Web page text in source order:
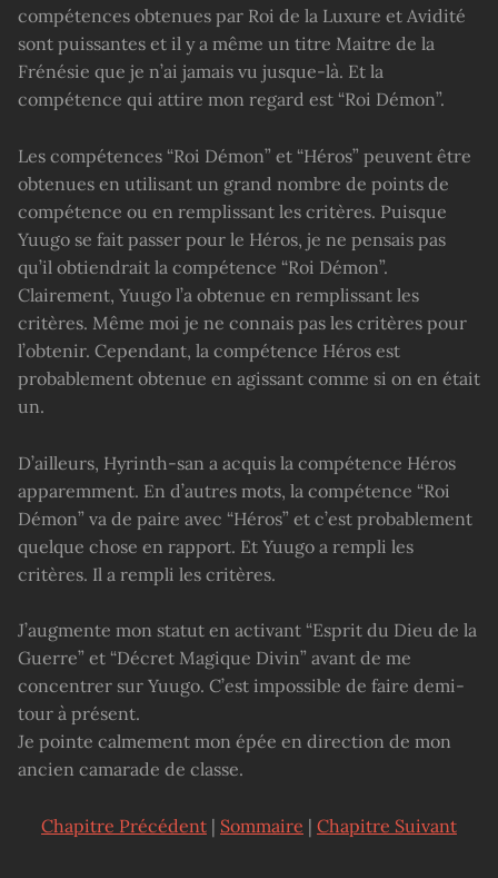
compétences obtenues par Roi de la Luxure et Avidité
sont puissantes et il y a même un titre Maitre de la
Frénésie que je n’ai jamais vu jusque-là. Et la
compétence qui attire mon regard est “Roi Démon”.
Les compétences “Roi Démon” et “Héros” peuvent être
obtenues en utilisant un grand nombre de points de
compétence ou en remplissant les critères. Puisque
Yuugo se fait passer pour le Héros, je ne pensais pas
qu’il obtiendrait la compétence “Roi Démon”.
Clairement, Yuugo l’a obtenue en remplissant les
critères. Même moi je ne connais pas les critères pour
l’obtenir. Cependant, la compétence Héros est
probablement obtenue en agissant comme si on en était
un.
D’ailleurs, Hyrinth-san a acquis la compétence Héros
apparemment. En d’autres mots, la compétence “Roi
Démon” va de paire avec “Héros” et c’est probablement
quelque chose en rapport. Et Yuugo a rempli les
critères. Il a rempli les critères.
J’augmente mon statut en activant “Esprit du Dieu de la
Guerre” et “Décret Magique Divin” avant de me
concentrer sur Yuugo. C’est impossible de faire demi-
tour à présent.
Je pointe calmement mon épée en direction de mon
ancien camarade de classe.
Chapitre Précédent | Sommaire | Chapitre Suivant